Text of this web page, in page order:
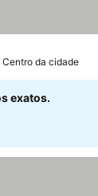
Centro da cidade
exatos.